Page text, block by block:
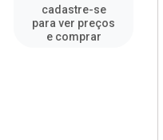
cadastre-se
para ver preços
e comprar